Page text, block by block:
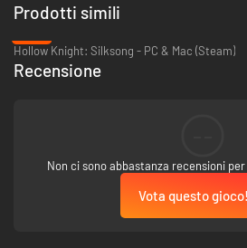
gioco d’azione e combattimento in stile
nelle viscere di un mondo infernale.
Prodotti simili
Hollow Knight: Silksong - PC & Mac (Steam)
Recensione
Non ci sono abbastanza recensioni
Vota questo gioco!